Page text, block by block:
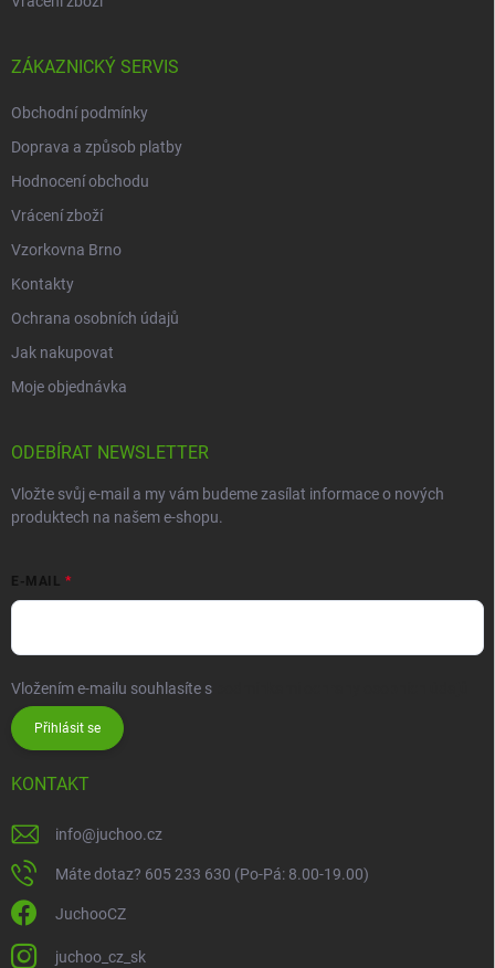
ZÁKAZNICKÝ SERVIS
Obchodní podmínky
Doprava a způsob platby
Hodnocení obchodu
Vrácení zboží
Vzorkovna Brno
Kontakty
Ochrana osobních údajů
Jak nakupovat
Moje objednávka
ODEBÍRAT NEWSLETTER
Vložte svůj e-mail a my vám budeme zasílat informace o nových
produktech na našem e-shopu.
E-MAIL
Vložením e-mailu souhlasíte s
Přihlásit se
KONTAKT
info@juchoo.cz
Máte dotaz? 605 233 630 (Po-Pá: 8.00-19.00)
JuchooCZ
juchoo_cz_sk